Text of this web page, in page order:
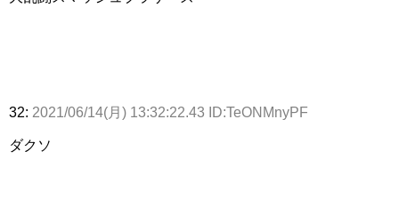
32: 2021/06/14(月) 13:32:22.43 ID:TeONMnyPF
ダクソ